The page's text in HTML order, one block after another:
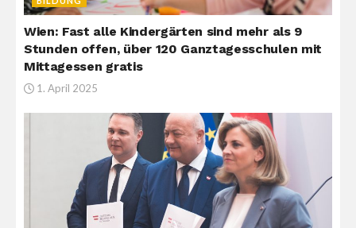
Wien: Fast alle Kindergärten sind mehr als 9
Stunden offen, über 120 Ganztagesschulen mit
Mittagessen gratis
1. April 2025